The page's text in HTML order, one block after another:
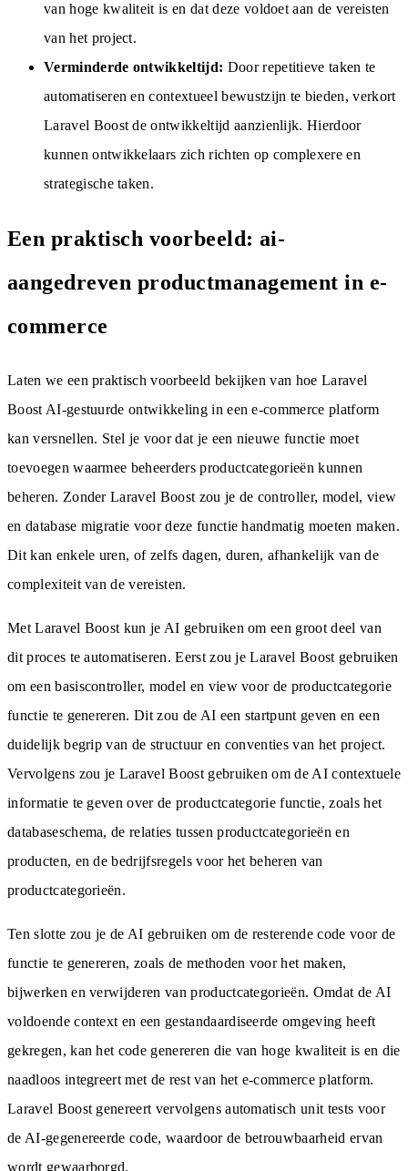
van hoge kwaliteit is en dat deze voldoet aan de vereisten
van het project.
Verminderde ontwikkeltijd: Door repetitieve taken te
automatiseren en contextueel bewustzijn te bieden, verkort
Laravel Boost de ontwikkeltijd aanzienlijk. Hierdoor
kunnen ontwikkelaars zich richten op complexere en
strategische taken.
Een praktisch voorbeeld: ai-
aangedreven productmanagement in e-
commerce
Laten we een praktisch voorbeeld bekijken van hoe Laravel
Boost AI-gestuurde ontwikkeling in een e-commerce platform
kan versnellen. Stel je voor dat je een nieuwe functie moet
toevoegen waarmee beheerders productcategorieën kunnen
beheren. Zonder Laravel Boost zou je de controller, model, view
en database migratie voor deze functie handmatig moeten maken.
Dit kan enkele uren, of zelfs dagen, duren, afhankelijk van de
complexiteit van de vereisten.
Met Laravel Boost kun je AI gebruiken om een groot deel van
dit proces te automatiseren. Eerst zou je Laravel Boost gebruiken
om een basiscontroller, model en view voor de productcategorie
functie te genereren. Dit zou de AI een startpunt geven en een
duidelijk begrip van de structuur en conventies van het project.
Vervolgens zou je Laravel Boost gebruiken om de AI contextuele
informatie te geven over de productcategorie functie, zoals het
databaseschema, de relaties tussen productcategorieën en
producten, en de bedrijfsregels voor het beheren van
productcategorieën.
Ten slotte zou je de AI gebruiken om de resterende code voor de
functie te genereren, zoals de methoden voor het maken,
bijwerken en verwijderen van productcategorieën. Omdat de AI
voldoende context en een gestandaardiseerde omgeving heeft
gekregen, kan het code genereren die van hoge kwaliteit is en die
naadloos integreert met de rest van het e-commerce platform.
Laravel Boost genereert vervolgens automatisch unit tests voor
de AI-gegenereerde code, waardoor de betrouwbaarheid ervan
wordt gewaarborgd.